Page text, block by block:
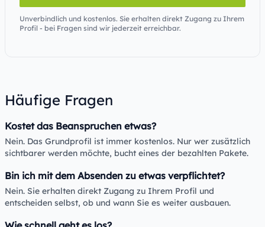
Unverbindlich und kostenlos. Sie erhalten direkt Zugang zu Ihrem
Profil - bei Fragen sind wir jederzeit erreichbar.
Häufige Fragen
Kostet das Beanspruchen etwas?
Nein. Das Grundprofil ist immer kostenlos. Nur wer zusätzlich
sichtbarer werden möchte, bucht eines der bezahlten Pakete.
Bin ich mit dem Absenden zu etwas verpflichtet?
Nein. Sie erhalten direkt Zugang zu Ihrem Profil und
entscheiden selbst, ob und wann Sie es weiter ausbauen.